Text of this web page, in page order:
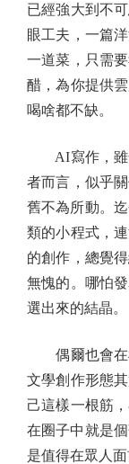
已經強大到不
眼工夫，一篇
一道菜，只需
醋，為你提供
喝啥都不缺。
AI寫作，雖
者而言，似乎
舊不為所動。
類的小程式，
的創作，總覺
無愧的。哪怕
選出來的結晶。
偶爾也會在
文學創作形態
己這樣一根筋
在圈子中就是
是值得在眾人面